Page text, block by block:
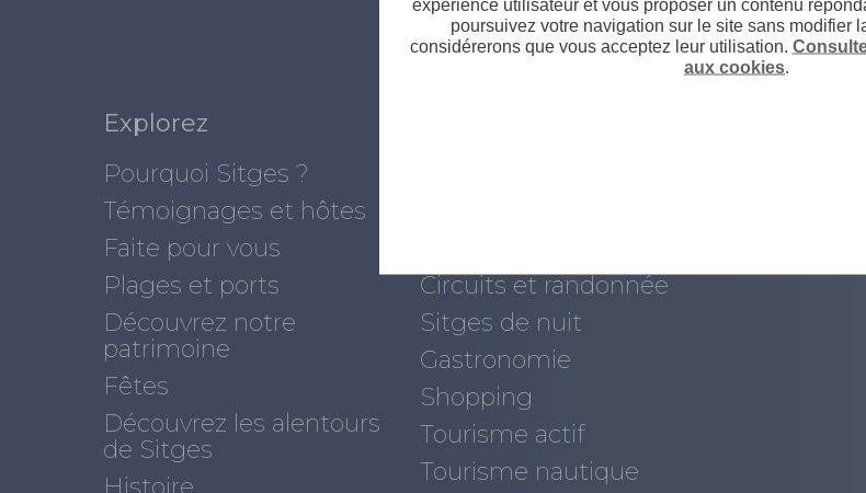
Explorez
Pourquoi Sitges ?
Témoignages et hôtes
Faite pour vous
Plages et ports
Découvrez notre
patrimoine
Fêtes
Découvrez les alentours
de Sitges
Circuits et randonnée
Sitges de nuit
Gastronomie
Shopping
Tourisme actif
Tourisme nautique
expérience utilisateur et vous proposer un contenu
poursuivez votre navigation sur le site sans modifier
considérerons que vous acceptez leur utilisation.
aux cookies